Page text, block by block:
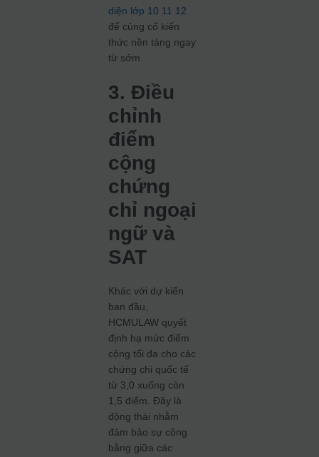
diện lớp 10 11 12
để củng cố kiến
thức nền tảng ngay
từ sớm.
3. Điều
chỉnh
điểm
cộng
chứng
chỉ ngoại
ngữ và
SAT
Khác với dự kiến
ban đầu,
HCMULAW quyết
định hạ mức điểm
cộng tối đa cho các
chứng chỉ quốc tế
từ 3,0 xuống còn
1,5 điểm. Đây là
động thái nhằm
đảm bảo sự công
bằng giữa các